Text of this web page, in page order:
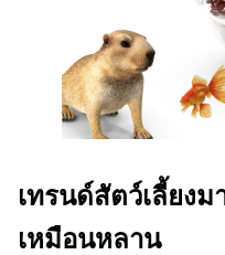
เทรนด์สัตว์เลี้ยงม
เหมือนหลาน